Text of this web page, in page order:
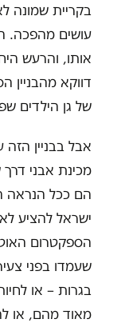
בקריית שמונה
עושים מהפכה.
אותו, והרעש
דווקא מהבניין
של גן הילדים
אבל בבניין
מכינת אבני
הם ככל הנראה
ישראל להציע
הספקטרום
שעמדו בפני
בגרות – או
מאוד מהם, או